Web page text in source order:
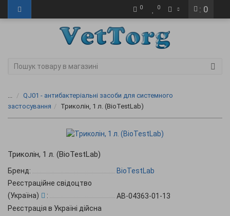
: 0
0 0
...
QJ01 - антибактеріальні засоби для системного
застосування
Триколін, 1 л. (BioTestLab)
Триколін, 1 л. (BioTestLab)
Бренд:
BioTestLab
Реєстраційне свідоцтво
(Україна)
:
АВ-04363-01-13
Реєстрація в Україні дійсна